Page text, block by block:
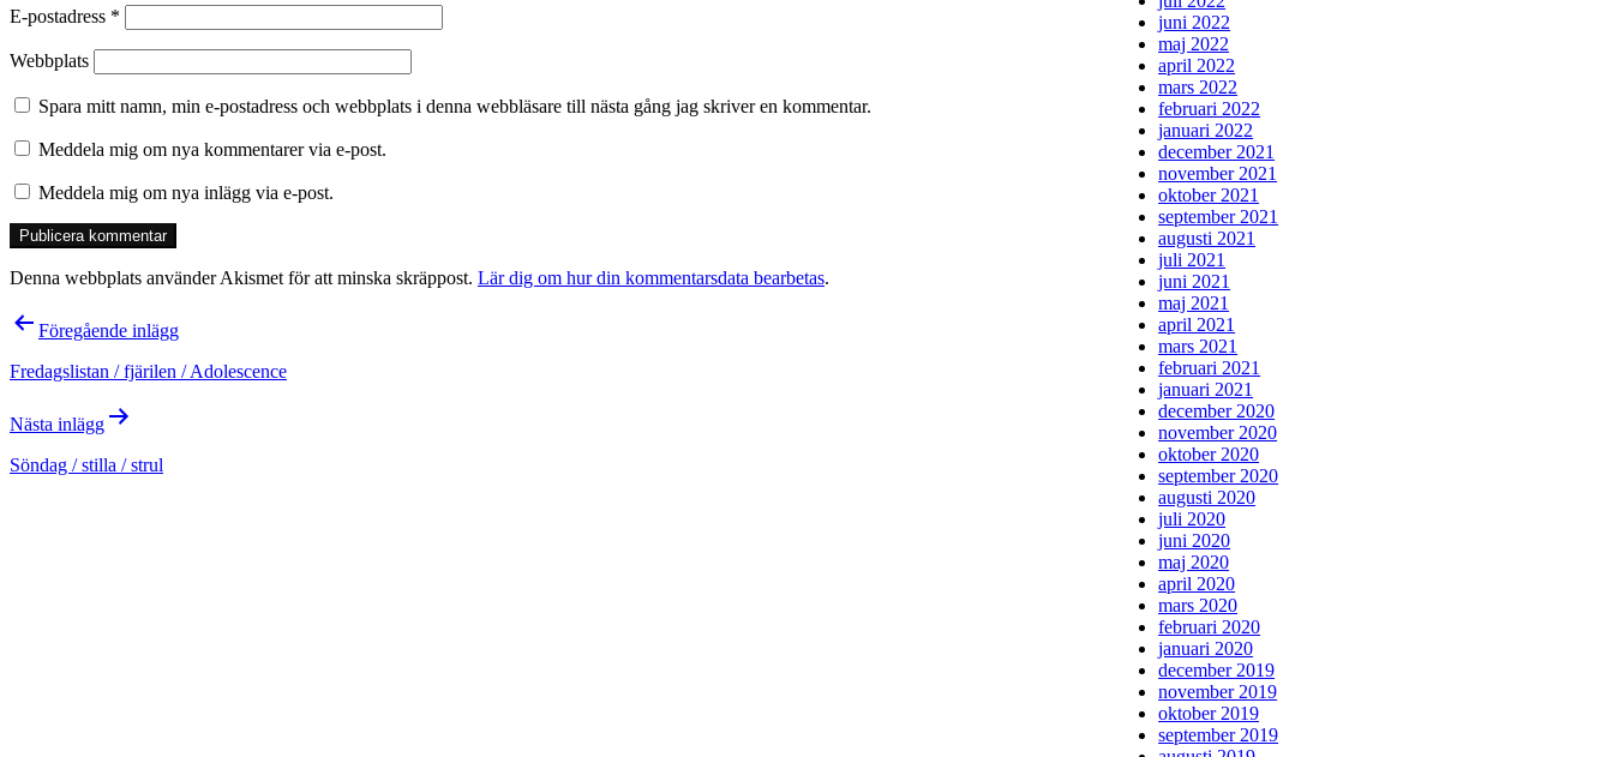
E-postadress *
Webbplats
Spara mitt namn, min e-postadress och webbplats i denna webbläsare till nästa gång jag skriver en kommentar.
Meddela mig om nya kommentarer via e-post.
Meddela mig om nya inlägg via e-post.
Denna webbplats använder Akismet för att minska skräppost. Lär dig om hur din kommentarsdata bearbetas.
Inläggsnavigering
Föregående inlägg
Fredagslistan / fjärilen / Adolescence
Nästa inlägg
Söndag / stilla / strul
juni 2022
maj 2022
april 2022
mars 2022
februari 2022
januari 2022
december 2021
november 2021
oktober 2021
september 2021
augusti 2021
juli 2021
juni 2021
maj 2021
april 2021
mars 2021
februari 2021
januari 2021
december 2020
november 2020
oktober 2020
september 2020
augusti 2020
juli 2020
juni 2020
maj 2020
april 2020
mars 2020
februari 2020
januari 2020
december 2019
november 2019
oktober 2019
september 2019